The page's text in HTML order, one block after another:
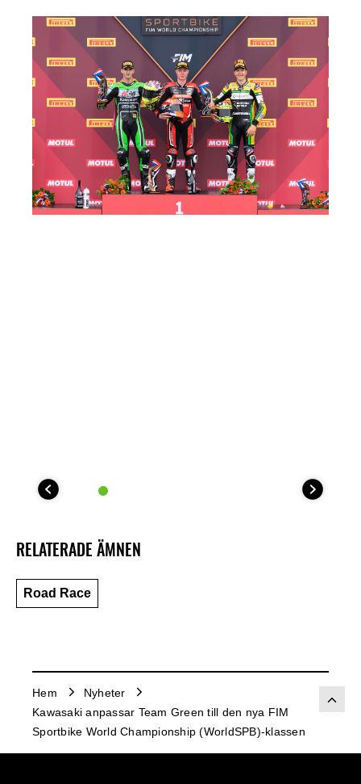
RELATERADE ÄMNEN
Road Race
Hem
Nyheter
Kawasaki anpassar Team Green till den nya FIM
Sportbike World Championship (WorldSPB)-klassen